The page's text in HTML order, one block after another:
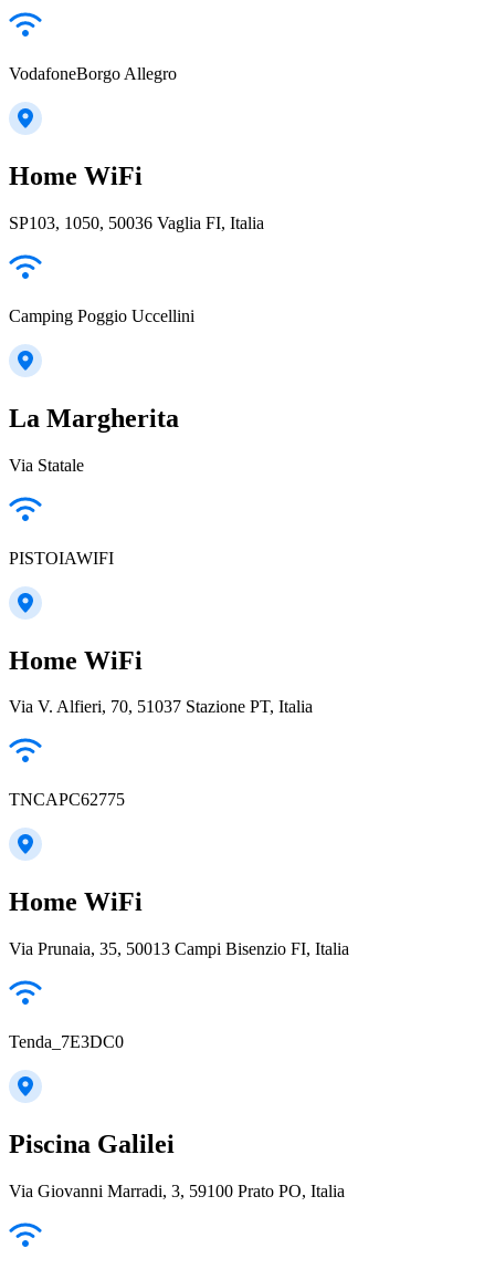
VodafoneBorgo Allegro
Home WiFi
SP103, 1050, 50036 Vaglia FI, Italia
Camping Poggio Uccellini
La Margherita
Via Statale
PISTOIAWIFI
Home WiFi
Via V. Alfieri, 70, 51037 Stazione PT, Italia
TNCAPC62775
Home WiFi
Via Prunaia, 35, 50013 Campi Bisenzio FI, Italia
Tenda_7E3DC0
Piscina Galilei
Via Giovanni Marradi, 3, 59100 Prato PO, Italia